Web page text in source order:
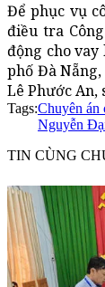
Để phục vụ
điều tra
động cho
phố Đà
Lê Phước An,
Tags:Chuyên án
Nguyễn
TIN CÙNG